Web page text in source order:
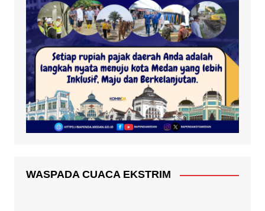
WASPADA CUACA EKSTRIM